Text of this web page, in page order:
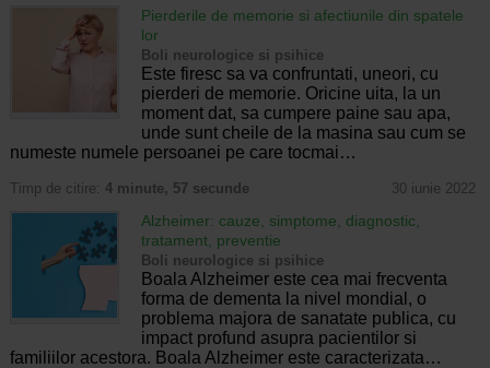
Pierderile de memorie si afectiunile din spatele
lor
Boli neurologice si psihice
Este firesc sa va confruntati, uneori, cu
pierderi de memorie. Oricine uita, la un
moment dat, sa cumpere paine sau apa,
unde sunt cheile de la masina sau cum se
numeste numele persoanei pe care tocmai…
Timp de citire: 4 minute, 57 secunde 30 iunie 2022
Alzheimer: cauze, simptome, diagnostic,
tratament, preventie
Boli neurologice si psihice
Boala Alzheimer este cea mai frecventa
forma de dementa la nivel mondial, o
problema majora de sanatate publica, cu
impact profund asupra pacientilor si
familiilor acestora. Boala Alzheimer este caracterizata…